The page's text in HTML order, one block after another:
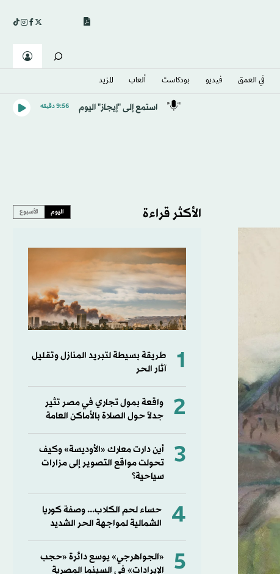
في العمق فيديو بودكاست ألعاب المزيد
استمع إلى "إيجاز" اليوم 9:56 دقيقه
الأكثر قراءة اليوم الأسبوع
1
طريقة بسيطة لتبريد المنازل وتقليل
آثار الحر
2
واقعة بمول تجاري في مصر تثير
جدلاً حول الصلاة بالأماكن العامة
3
أين دارت معارك «الأوديسة» وكيف
تحولت مواقع التصوير إلى مزارات
سياحية؟
4
حساء لحم الكلاب... وصفة كوريا
الشمالية لمواجهة الحر الشديد
5
«الجواهرجي» يوسع دائرة «حجب
الإيرادات» في السينما المصرية